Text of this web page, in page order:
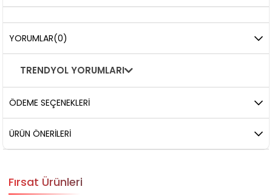
YORUMLAR(0)
TRENDYOL YORUMLARI
ÖDEME SEÇENEKLERI
ÜRÜN ÖNERILERI
Fırsat Ürünleri